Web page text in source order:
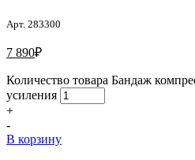
Арт. 283300
7 890₽
Количество товара Бандаж
усиления
+
-
В корзину